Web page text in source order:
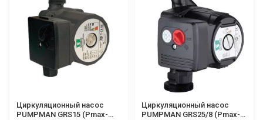
Циркуляционный насос
PUMPMAN GRS15 (Pmax-
Циркуляционный насос
PUMPMAN GRS25/8 (Pmax-